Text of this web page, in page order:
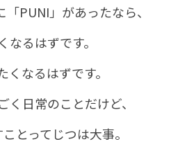
PUNI」があったなら、
なるはずです。
くなるはずです。
日常のことだけど、
とってじつは大事。